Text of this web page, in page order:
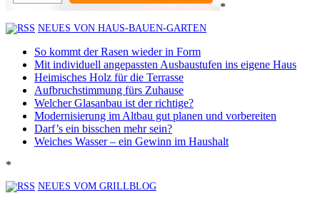
*
NEUES VON HAUS-BAUEN-GARTEN
So kommt der Rasen wieder in Form
Mit individuell angepassten Ausbaustufen ins eigene Haus
Heimisches Holz für die Terrasse
Aufbruchstimmung fürs Zuhause
Welcher Glasanbau ist der richtige?
Modernisierung im Altbau gut planen und vorbereiten
Darf’s ein bisschen mehr sein?
Weiches Wasser – ein Gewinn im Haushalt
*
NEUES VOM GRILLBLOG